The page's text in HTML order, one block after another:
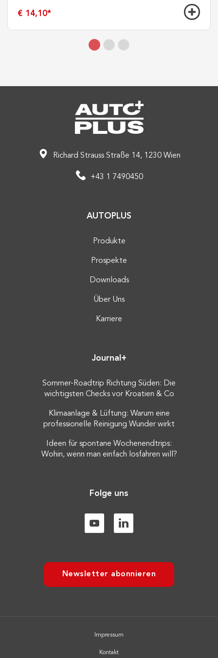
€ 14,10*
Richard Strauss Straße 14, 1230 Wien
+43 1 7490450
AUTOPLUS
Produkte
Prospekte
Downloads
Über Uns
Karriere
Journal+
Sommer-Roadtrip Richtung Süden: Die
wichtigsten Checks vor Kroatien & Co
Klimaanlage & Lüftung: Warum eine
professionelle Reinigung Wunder wirkt
Ideen für spontane Wochenendtrips:
Wohin, wenn man einfach losfahren will?
Folge uns
Newsletter abonnieren
Impressum
Kontakt